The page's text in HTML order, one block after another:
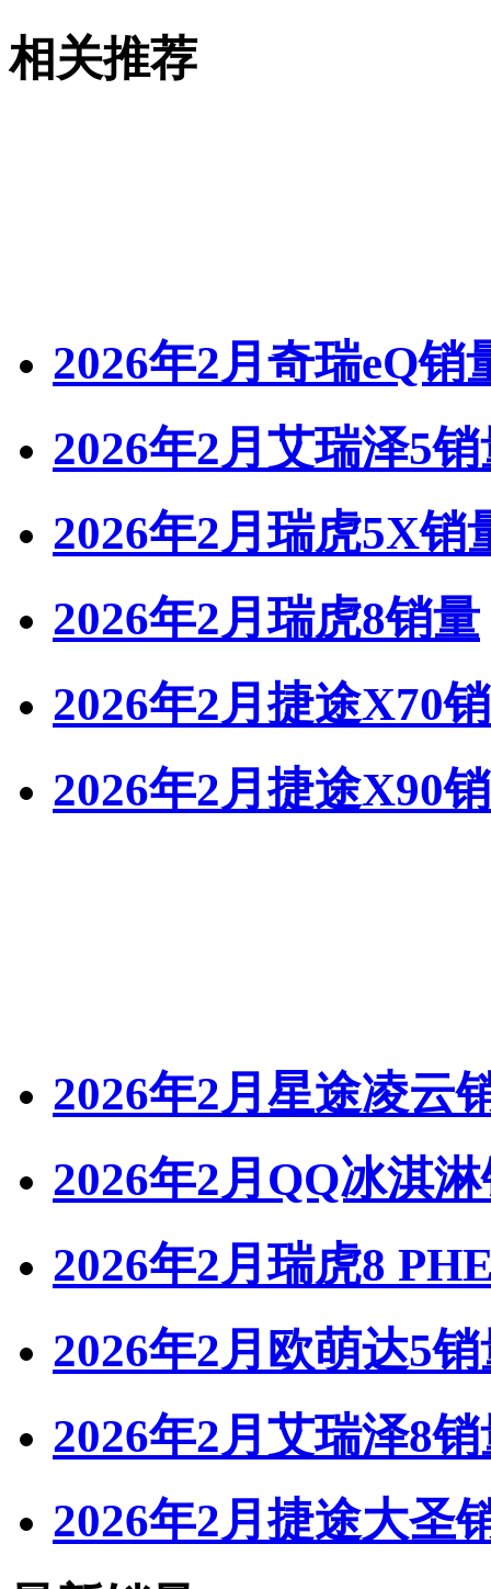
相关推荐
2026年2月奇瑞eQ销
2026年2月艾瑞泽5
2026年2月瑞虎5X销
2026年2月瑞虎8销量
2026年2月捷途X70
2026年2月捷途X90
2026年2月星途凌云
2026年2月QQ冰淇
2026年2月瑞虎8
2026年2月欧萌达5
2026年2月艾瑞泽8
2026年2月捷途大圣